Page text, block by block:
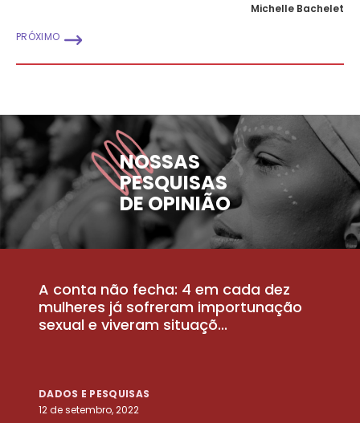
Michelle Bachelet
PRÓXIMO
NOSSAS
PESQUISAS
DE OPINIÃO
A conta não fecha: 4 em cada dez
mulheres já sofreram importunação
sexual e viveram situaçõ...
DADOS E PESQUISAS
12 de setembro, 2022